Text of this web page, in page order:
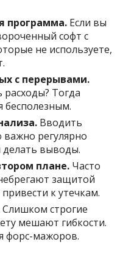
программа. Если вы
софт с
не используете,
с перерывами.
Тогда
бесполезным.
Вводить
регулярно
делать выводы.
плане. Часто
защитой
к утечкам.
Слишком строгие
мешают гибкости.
форс-мажоров.